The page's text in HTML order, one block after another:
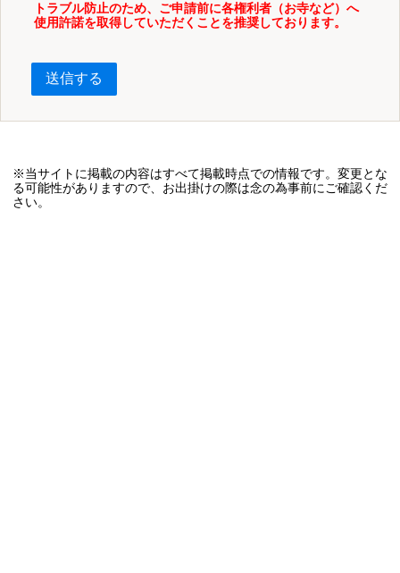
トラブル防止のため、ご申請前に各権利者（お寺など）へ
使用許諾を取得していただくことを推奨しております。
送信する
※当サイトに掲載の内容はすべて掲載時点での情報です。変更とな
る可能性がありますので、お出掛けの際は念の為事前にご確認くだ
さい。